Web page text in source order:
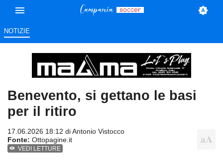
NOTIZIE
Benevento, si gettano le basi
per il ritiro
17.06.2026 18:12 diAntonio Vistocco
Fonte: Ottopagine.it
VEDI LETTURE